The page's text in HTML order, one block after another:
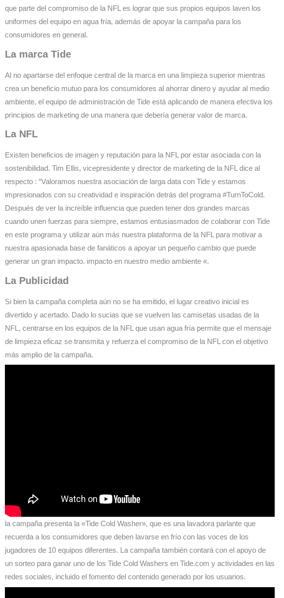
que parte del compromiso de la NFL es lograr que sus propios equipos laven los
uniformes del equipo en agua fría, además de apoyar la campaña para los
consumidores en general.
La marca Tide
Al no apartarse del enfoque central de la marca en una limpieza superior mientras
crea un beneficio mutuo para los consumidores al ahorrar dinero y ayudar al medio
ambiente, el equipo de administración de Tide está aplicando de manera efectiva los
principios de marketing de una manera que debería generar valor de marca.
La NFL
Existen beneficios de imagen y reputación para la NFL por estar asociada con la
sostenibilidad. Tim Ellis, vicepresidente y director de marketing de la NFL dice al
respecto : “Valoramos nuestra asociación de larga data con Tide y estamos
impresionados con su creatividad e inspiración detrás del programa #TurnToCold.
Después de ver la increíble influencia que pueden tener dos grandes marcas
cuando unen fuerzas para siempre, estamos entusiasmados de colaborar con Tide
en este programa y utilizar aún más nuestra plataforma de la NFL para motivar a
nuestra apasionada base de fanáticos a apoyar un pequeño cambio que puede
generar un gran impacto. impacto en nuestro medio ambiente «.
La Publicidad
Si bien la campaña completa aún no se ha emitido, el lugar creativo inicial es
divertido y acertado. Dado lo sucias que se vuelven las camisetas usadas de la
NFL, centrarse en los equipos de la NFL que usan agua fría permite que el mensaje
de limpieza eficaz se transmita y refuerza el compromiso de la NFL con el objetivo
más amplio de la campaña.
la campaña presenta la «Tide Cold Washer», que es una lavadora parlante que
recuerda a los consumidores que deben lavarse en frío con las voces de los
jugadores de 10 equipos diferentes. La campaña también contará con el apoyo de
un sorteo para ganar uno de los Tide Cold Washers en Tide.com y actividades en las
redes sociales, incluido el fomento del contenido generado por los usuarios.